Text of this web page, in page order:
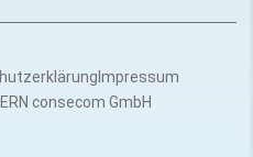
consecom GmbH
Impressum